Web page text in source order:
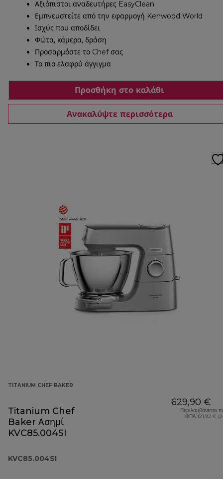
Αξιόπιστοι αναδευτήρες EasyClean
Εμπνευστείτε από την εφαρμογή Kenwood World
Ισχύς που αποδίδει
Φώτα, κάμερα, δράση
Προσαρμόστε το Chef σας
Το πιο ελαφρύ άγγιγμα
Προσθήκη στο καλάθι
Ανακαλύψτε περισσότερα
TITANIUM CHEF BAKER
Titanium Chef
Baker Ασημί
KVC85.004SI
KVC85.004SI
629,90 €
Περιλαμβάνεται
ΦΠΑ 121,92 €